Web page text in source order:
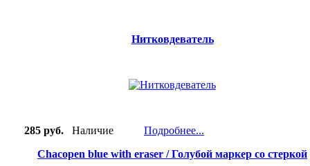
Нитковдеватель
285 руб. Наличие
Подробнее...
Chacopen blue with eraser / Голубой маркер со стеркой